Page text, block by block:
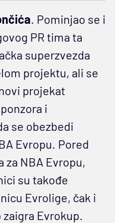
. Pominjao se i
PR tima ta
superzvezda
projektu, ali se
projekat
i
se obezbedi
Evropu. Pored
NBA Evropu,
su takođe
Evrolige, čak i
Evrokup.